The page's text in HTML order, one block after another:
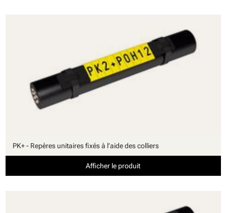
PK+ - Repères unitaires fixés à l’aide des colliers
Afficher le produit